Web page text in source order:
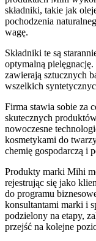
składniki, takie jak
pochodzenia
wagę.
Składniki te są
optymalną
zawierają sztucznych
wszelkich
Firma stawia sobie za
skutecznych
nowoczesne
kosmetykami do
chemię gospodarczą i
Produkty marki Mihi
rejestrując się jako
do programu
konsultantami marki i
podzielony na etapy,
przejść na kolejne